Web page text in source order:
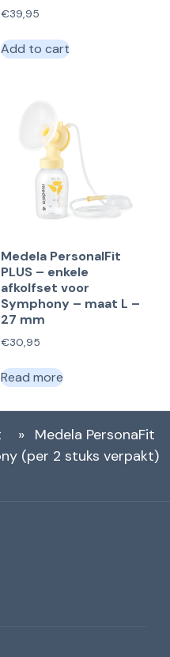
€39,95
Add to cart
Medela PersonalFit
PLUS – enkele
afkolfset voor
Symphony – maat L –
27 mm
€30,95
Read more
»
Medela PersonaFit
(per 2 stuks verpakt)